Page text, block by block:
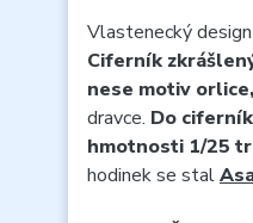
Vlastenecký
Ciferník
nese motiv orlice,
dravce. Do
hmotnosti 1/25
hodinek se stal